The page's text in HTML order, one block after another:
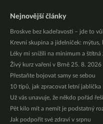
Nejnovější články
Broskve bez kadeřavosti – jde to
Krevní skupina a jídelníček:
Léky mi snížili na minimum a štítná
Živý kurz vaření v Brně 25. 8. 2026
Přestaňte bojovat samy se sebou
10 tipů, jak zpracovat letní jablíčka
Už vás unavuje, že někdo pořád
Pět kilo mít a nemít je podstatný
Jak podpořit své zdraví v srpnu